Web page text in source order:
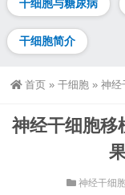
干细胞与糖尿病
干细胞简介
首页 » 干细胞 » 神经
神经干细胞移
神经干细